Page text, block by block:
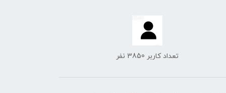
تعداد کاربر 3850 نفر